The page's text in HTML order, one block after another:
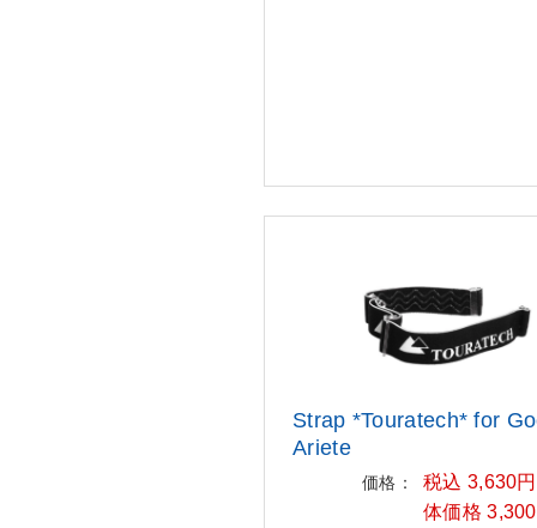
Strap *Touratech* for
Ariete
価格：
税込 3,630
体価格